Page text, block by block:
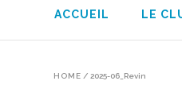
ACCUEIL LE
HOME / 2025-06_Revin